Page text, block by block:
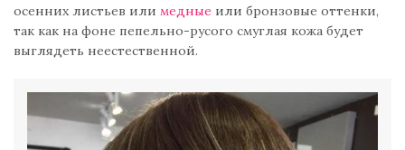
осенних листьев или медные или бронзовые оттенки,
так как на фоне пепельно-русого смуглая кожа будет
выглядеть неестественной.